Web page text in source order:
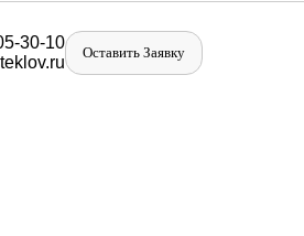
30-10
eklov.ru
Оставить Заявку